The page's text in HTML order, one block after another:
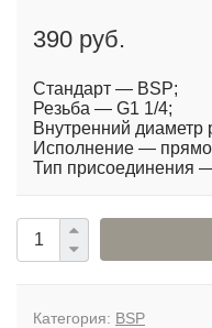
390 руб.
Стандарт — BSP;
Резьба — G1 1/4;
Внутренний
Исполнение —
Тип присоединения
Категория: BSP